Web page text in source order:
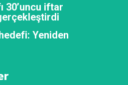
30’uncu iftar
Yeniden